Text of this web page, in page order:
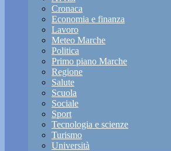
Cronaca
Economia e finanza
Lavoro
Meteo Marche
Politica
Primo piano Marche
Regione
Salute
Scuola
Sociale
Sport
Tecnologia e scienze
Turismo
Università